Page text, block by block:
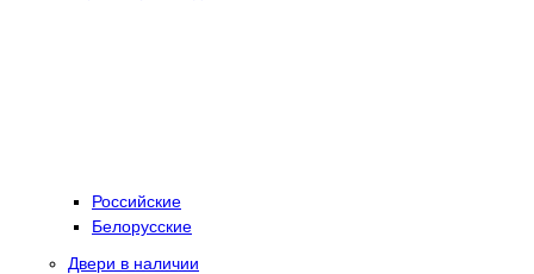
Российские
Белорусские
Двери в наличии